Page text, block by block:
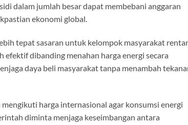
dalam jumlah besar dapat membebani anggaran
ekonomi global.
tepat sasaran untuk kelompok masyarakat
dibanding menahan harga energi secara
daya beli masyarakat tanpa menambah
harga internasional agar konsumsi energi
diminta menjaga keseimbangan antara